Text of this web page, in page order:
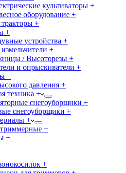
культиваторы +
оборудование +
+
+
устройства +
+
/ Высоторезы +
и опрыскиватели +
+
давления +
техника +
снегоуборщики +
снегоуборщики +
+
+
+
+